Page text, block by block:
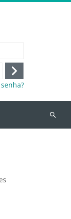
Acessar
Buscar